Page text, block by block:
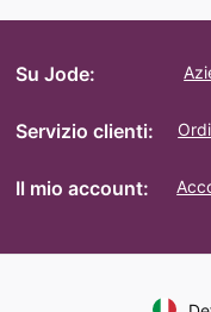
Su Jode:
Servizio clienti:
Il mio account: